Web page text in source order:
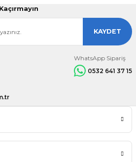
KAYDET
WhatsApp Sipariş
0532 641 37 15